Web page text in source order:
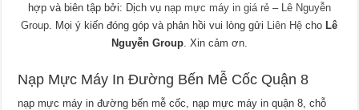
hợp và biên tập bởi: Dịch vụ nạp mực máy in giá rẻ– Lê Nguyễn
Group . Mọi ý kiến đóng góp và phản hồi vui lòng gửi Liên Hệ choLê
Nguyễn Group. Xin cảm ơn.
Nạp Mực Máy In Đường Bến Mễ Cốc Quận 8
nạp mực máy in đường bến mễ cốc, nạp mực máy in quận 8, chỗ